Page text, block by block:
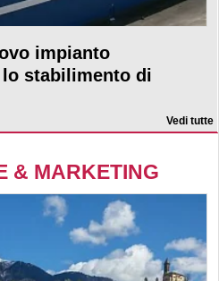
impianto
stabilimento di
Vedi tutte
& MARKETING